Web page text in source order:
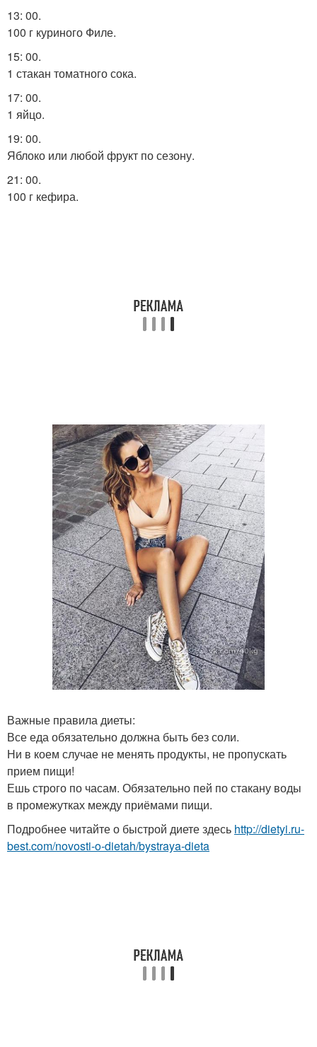
13: 00.
100 г куриного Филе.
15: 00.
1 стакан томатного сока.
17: 00.
1 яйцо.
19: 00.
Яблоко или любой фрукт по сезону.
21: 00.
100 г кефира.
Важные правила диеты:
Все еда обязательно должна быть без соли.
Ни в коем случае не менять продукты, не пропускать
прием пищи!
Ешь строго по часам. Обязательно пей по стакану воды
в промежутках между приёмами пищи.
Подробнее читайте о быстрой диете здесь http://dietyi.ru-
best.com/novosti-o-dietah/bystraya-dieta